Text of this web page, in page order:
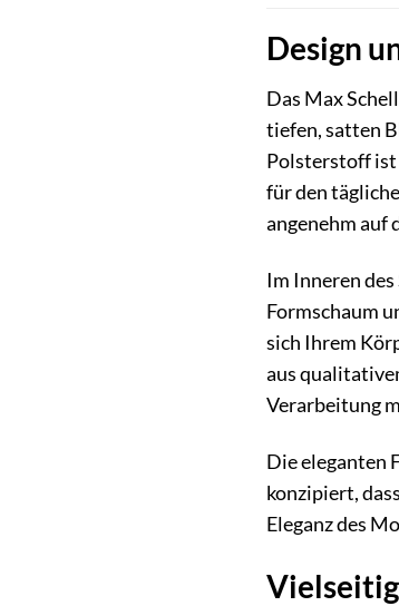
Design
Das Max
tiefen, satten
Polsterstoff ist
für den
angenehm auf
Im Inneren
Formschaum
sich Ihrem
aus
Verarbeitung
Die eleganten
konzipiert,
Eleganz des